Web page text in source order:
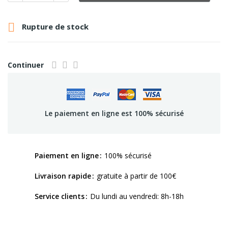
 Rupture de stock
Continuer
Le paiement en ligne est 100% sécurisé
Paiement en ligne 100% sécurisé
Livraison rapide gratuite à partir de 100€
Service clients Du lundi au vendredi: 8h-18h